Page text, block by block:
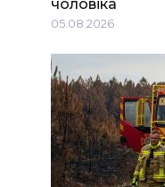
чоловіка
05.08.2026